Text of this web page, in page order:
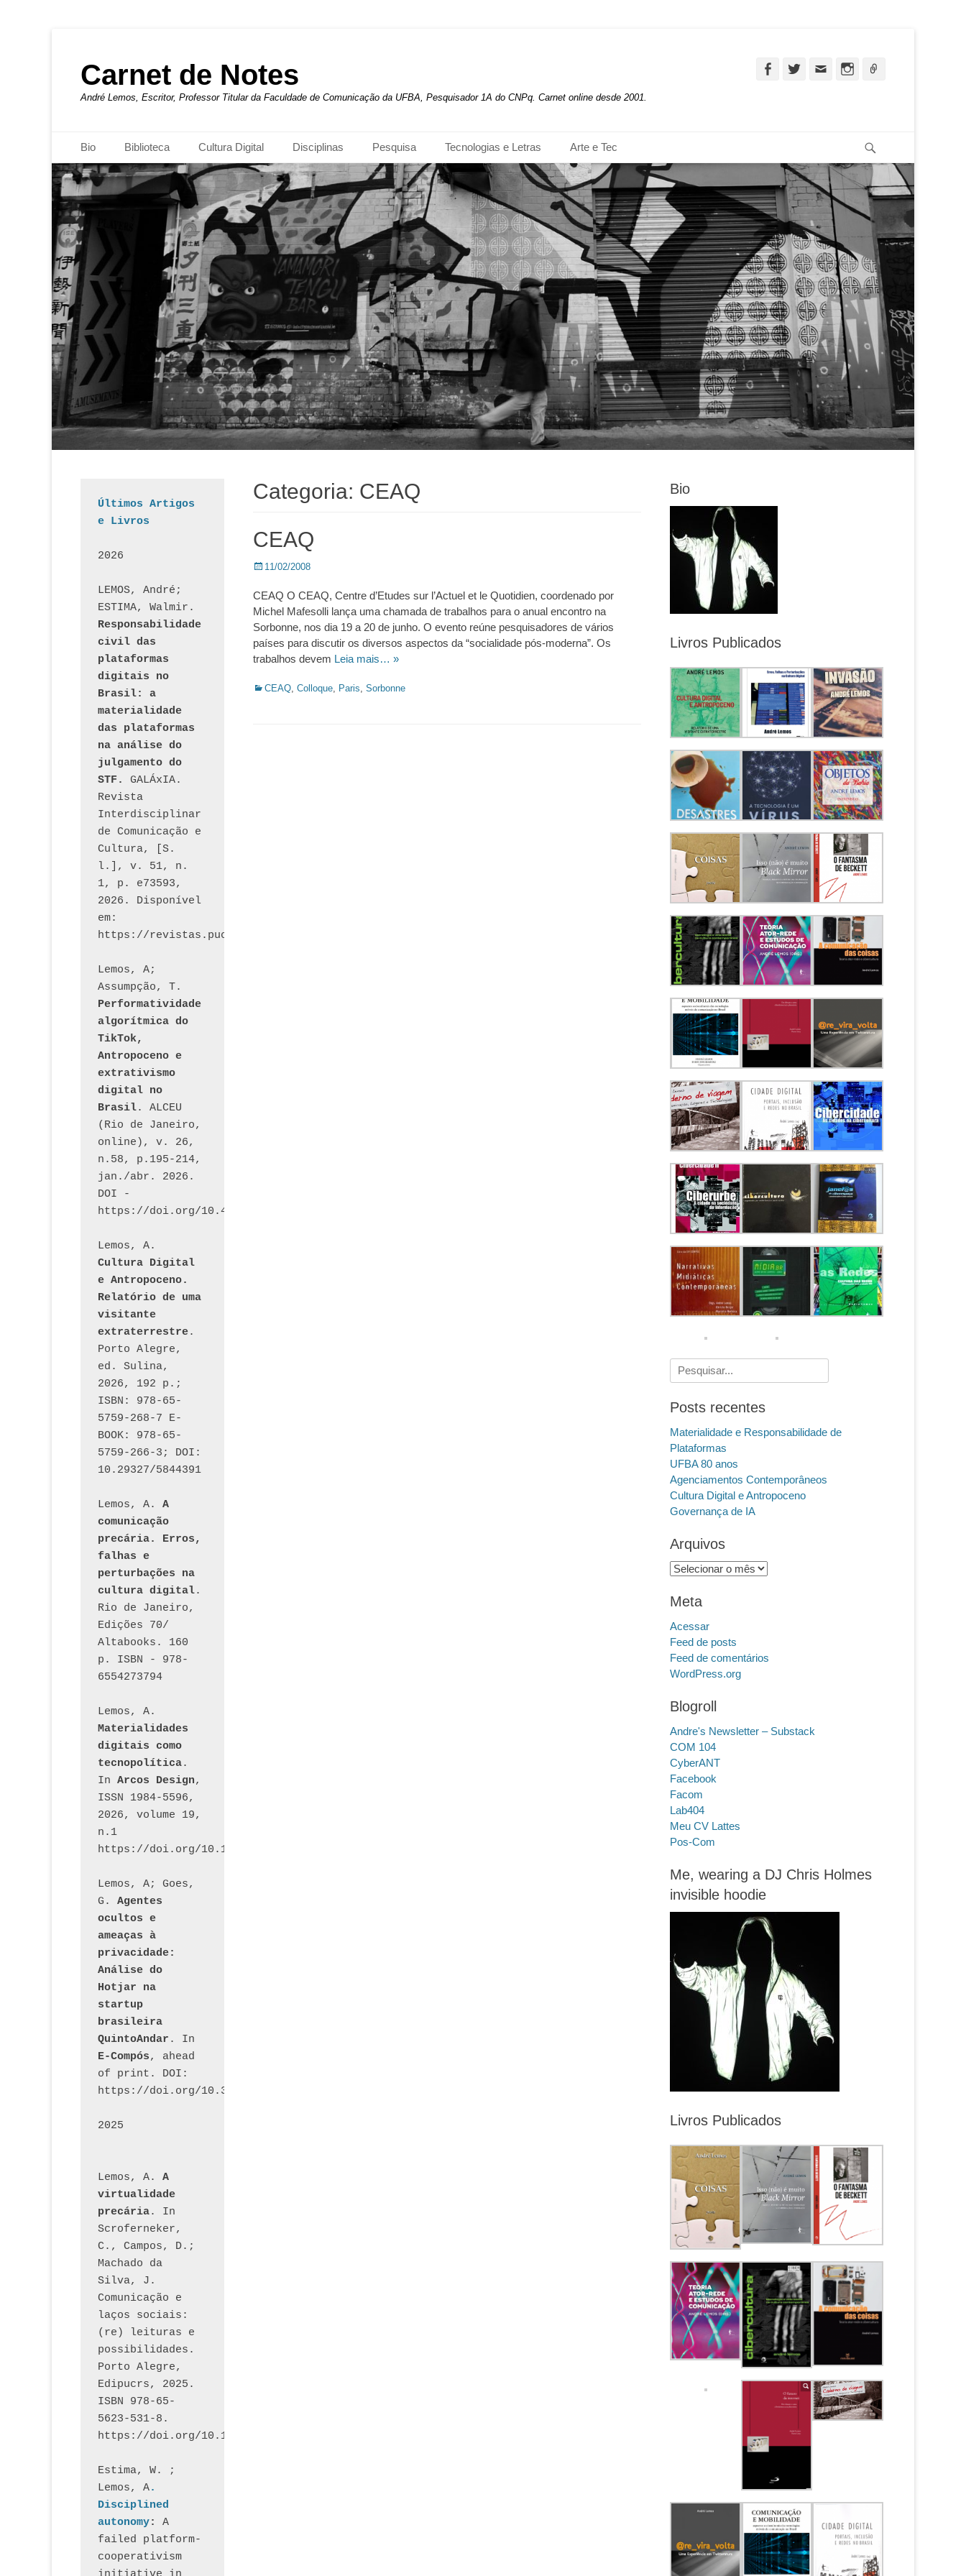
Carnet de Notes
André Lemos, Escritor, Professor Titular da Faculdade de Comunicação da UFBA, Pesquisador 1A do CNPq. Carnet online desde 2001.
FacebookTwitterEmail Instagram
Menu principal
para
o
conteúdo
Bio Biblioteca Cultura Digital Disciplinas Pesquisa Tecnologias e Letras Arte e Tec
Categoria: CEAQ
CEAQ
Posted
11/02/2008
CEAQ O CEAQ, Centre d’Etudes sur l’Actuel et le Quotidien, coordenado por
Michel Mafesolli lança uma chamada de trabalhos para o anual encontro na
Sorbonne, nos dia 19 a 20 de junho. O evento reúne pesquisadores de vários
países para discutir os diversos aspectos da “socialidade pós-moderna”. Os
trabalhos devem Leia mais… »
Categorias:
CEAQ, Colloque, Paris, Sorbonne
Bio
Livros Publicados
Pesquisar
por:
Posts recentes
Materialidade e Responsabilidade de
Plataformas
UFBA 80 anos
Agenciamentos Contemporâneos
Cultura Digital e Antropoceno
Governança de IA
Arquivos
Arquivos
Meta
Acessar
Feed de posts
Feed de comentários
WordPress.org
Blogroll
Andre's Newsletter – Substack
COM 104
CyberANT
Facebook
Facom
Lab404
Meu CV Lattes
Pos-Com
Me, wearing a DJ Chris Holmes
invisible hoodie
Livros Publicados
Últimos Artigos
e Livros
2026
LEMOS, André;
Responsabilidade
civil das
plataformas
digitais no
Brasil: a
materialidade
das plataformas
na análise do
julgamento do
STF.
GALÁxIA.
Revista
Interdisciplinar
de Comunicação e
Cultura, [S.
l.], v. 51, n.
1, p. e73593,
2026. Disponível
em:
Lemos, A;
Performatividade
algorítmica do
TikTok,
Antropoceno e
extrativismo
digital no
Brasil. ALCEU
(Rio de Janeiro,
online), v. 26,
n.58, p.195-214,
jan./abr. 2026.
DOI -
https://doi.org/10.46391/ALCEU.v26.ed58.2026.528
Cultura Digital
e Antropoceno.
Relatório de uma
visitante
extraterrestre.
Porto Alegre,
ed. Sulina,
2026, 192 p.;
ISBN: 978-65-
5759-268-7 E-
BOOK: 978-65-
5759-266-3; DOI:
10.29327/5844391
Lemos, A. A
comunicação
precária. Erros,
falhas e
perturbações na
cultura digital.
Rio de Janeiro,
Edições 70/
Altabooks. 160
p. ISBN - 978-
6554273794
Materialidades
digitais como
tecnopolítica.
In Arcos Design,
ISSN 1984-5596,
2026, volume 19,
n.1
https://doi.org/10.12957/arcosdesign.2026.95390
Lemos, A; Goes,
G. Agentes
ocultos e
ameaças à
privacidade:
Análise do
Hotjar na
startup
brasileira
QuintoAndar
E-Compós, ahead
of print. DOI:
https://doi.org/10.30962/ecomps.3231
2025
Lemos, A. A
virtualidade
precária. In
Scroferneker,
C., Campos, D.;
Machado da
Silva, J.
Comunicação e
laços sociais:
(re) leituras e
possibilidades.
Porto Alegre,
Edipucrs, 2025.
ISBN 978-65-
5623-531-8.
https://doi.org/10.15448/1877.3
Estima, W. ;
Lemos, A.
Disciplined
autonomy: A
failed platform-
cooperativism